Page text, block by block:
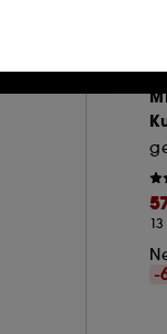
-
stran a
souborů
nebo zvolit